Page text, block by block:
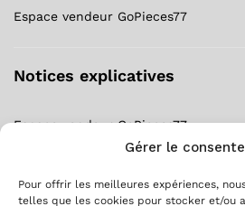
Gérer le
Pour offrir les meilleures expériences,
telles que les cookies pour stocker et/ou
Espace vendeur GoPieces77
Notices explicatives
Espace vendeur GoPieces77
Notice forfait gratuit ?
S’inscrire comme vendeur ?